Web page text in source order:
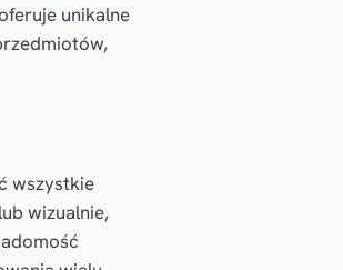
unikalne
wszystkie
wizualnie,